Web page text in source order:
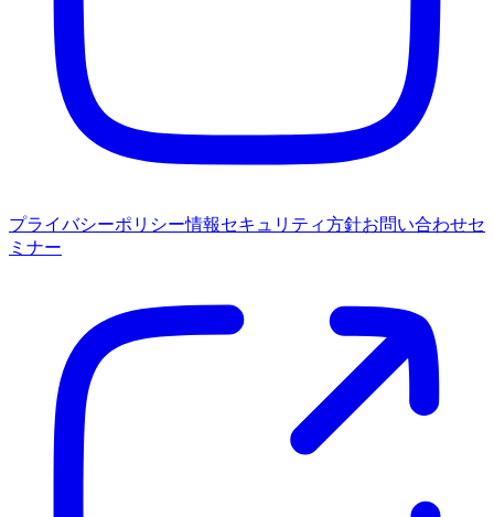
プライバシーポリシー情報セキュリティ方針お問い合わせセ
ミナー